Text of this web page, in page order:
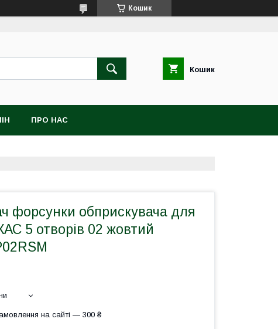
Кошик
Кошик
ПРО НАС
форсунки обприскувача для
5 отворів 02 жовтий
на сайті — 300 ₴